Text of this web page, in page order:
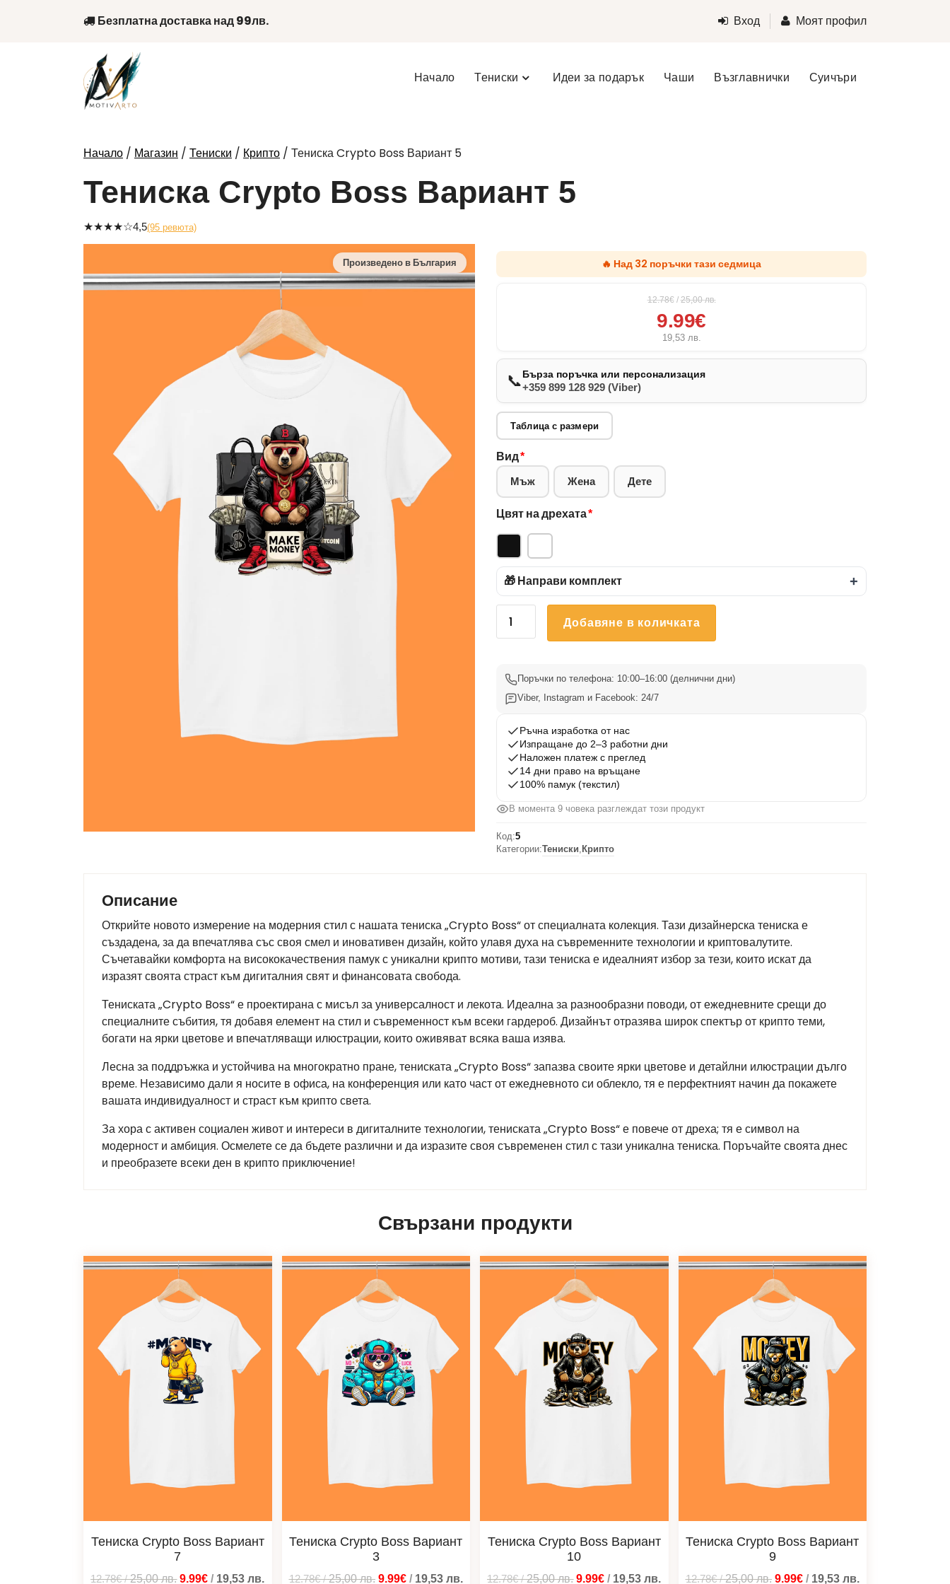
Безплатна доставка над 99лв. Вход Моят профил
Начало Тениски Идеи за подарък Чаши Възглавнички Суичъри
Начало / Магазин / Тениски / Крипто / Тениска Crypto Boss Вариант 5
Тениска Crypto Boss Вариант 5
★★★★☆4,5(95 ревюта)
🔥 Над 32 поръчки тази седмица
12.78€ / 25,00лв.
9.99€
19,53 лв.
📞Бърза поръчка или персонализация
+359 899 128 929 (Viber)
Таблица с размери
Вид*
Мъж Жена Дете
Цвят на дрехата*
🎁 Направи комплект +
количество
Boss
Вариант
Добавяне в количката
Поръчки по телефона: 10:00–16:00 (делнични дни)
Viber, Instagram и Facebook: 24/7
Ръчна изработка от нас
Изпращане до 2–3 работни дни
Наложен платеж с преглед
14 дни право на връщане
100% памук (текстил)
В момента 8 човека разглеждат този продукт
Код:5
Категории:Тениски, Крипто
Описание
Открийте новото измерение на модерния стил с нашата тениска „Crypto Boss“ от специалната колекция. Тази дизайнерска тениска е
създадена, за да впечатлява със своя смел и иновативен дизайн, който улавя духа на съвременните технологии и криптовалутите.
Съчетавайки комфорта на висококачествения памук с уникални крипто мотиви, тази тениска е идеалният избор за тези, които искат да
изразят своята страст към дигиталния свят и финансовата свобода.
Тениската „Crypto Boss“ е проектирана с мисъл за универсалност и лекота. Идеална за разнообразни поводи, от ежедневните срещи до
специалните събития, тя добавя елемент на стил и съвременност към всеки гардероб. Дизайнът отразява широк спектър от крипто теми,
богати на ярки цветове и впечатляващи илюстрации, които оживяват всяка ваша изява.
Лесна за поддръжка и устойчива на многократно пране, тениската „Crypto Boss“ запазва своите ярки цветове и детайлни илюстрации дълго
време. Независимо дали я носите в офиса, на конференция или като част от ежедневното си облекло, тя е перфектният начин да покажете
вашата индивидуалност и страст към крипто света.
За хора с активен социален живот и интереси в дигиталните технологии, тениската „Crypto Boss“ е повече от дреха; тя е символ на
модерност и амбиция. Осмелете се да бъдете различни и да изразите своя съвременен стил с тази уникална тениска. Поръчайте своята днес
и преобразете всеки ден в крипто приключение!
Свързани продукти
Тениска Crypto Boss Вариант
7
12.78€/25,00лв. 9.99€ / 19,53лв.
Тениска Crypto Boss Вариант
3
12.78€/25,00лв. 9.99€/ 19,53 лв.
Тениска Crypto Boss Вариант
10
12.78€/25,00лв. 9.99€ / 19,53лв.
Тениска Crypto Boss Вариант
9
12.78€/25,00лв. 9.99€/ 19,53 лв.